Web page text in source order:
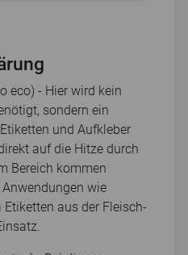
eco) - Hier wird kein
sondern ein
und Aufkleber
auf die Hitze durch
Bereich kommen
wie
aus der Fleisch-